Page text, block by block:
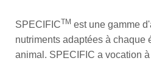
SPECIFICTM est une gamme
nutriments adaptées à chaque
animal. SPECIFIC a vocation à